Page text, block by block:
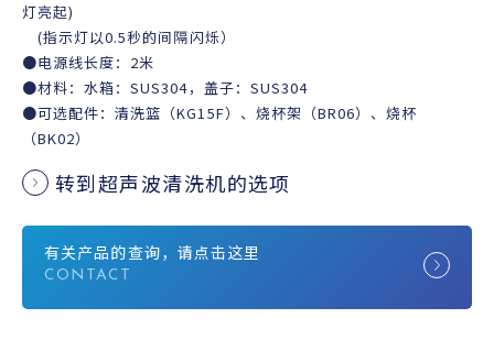
灯亮起)
(指示灯以0.5秒的间隔闪烁）
●电源线长度：2米
●材料：水箱：SUS304，盖子：SUS304
●可选配件：清洗篮（KG15F）、烧杯架（BR06）、烧杯
（BK02）
转到超声波清洗机的选项
有关产品的查询，请点击这里